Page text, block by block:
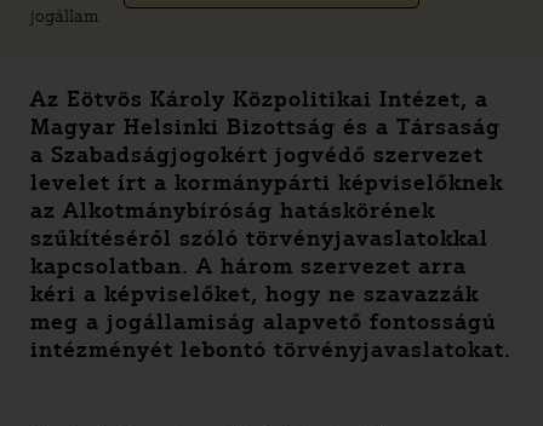
jogállam
Az Eötvös Károly Közpolitikai Intézet, a
Magyar Helsinki Bizottság és a Társaság
a Szabadságjogokért jogvédő szervezet
levelet írt a kormánypárti képviselőknek
az Alkotmánybíróság hatáskörének
szűkítéséről szóló törvényjavaslatokkal
kapcsolatban. A három szervezet arra
kéri a képviselőket, hogy ne szavazzák
meg a jogállamiság alapvető fontosságú
intézményét lebontó törvényjavaslatokat.